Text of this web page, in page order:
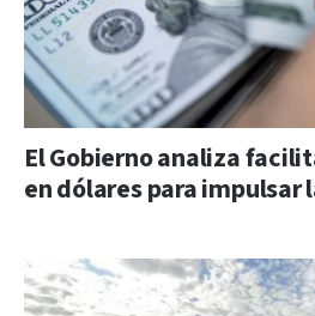
El Gobierno analiza
en dólares para impulsar